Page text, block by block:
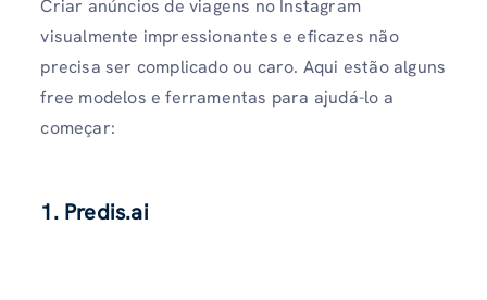
Criar anúncios de viagens no Instagram
visualmente impressionantes e eficazes não
precisa ser complicado ou caro. Aqui estão alguns
free modelos e ferramentas para ajudá-lo a
começar:
1. Predis.ai